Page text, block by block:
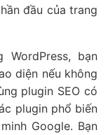
đầu của trang
bạn
diện nếu không
plugin SEO có
plugin phổ biến
Google. Bạn